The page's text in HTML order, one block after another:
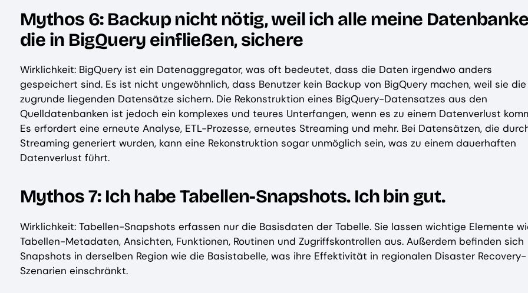
Mythos 6: Backup nicht nötig, weil ich alle meine
die in BigQuery einfließen, sichere
Wirklichkeit: BigQuery ist ein Datenaggregator, was oft bedeutet, dass die Daten irgendwo anders
gespeichert sind. Es ist nicht ungewöhnlich, dass Benutzer kein Backup von BigQuery machen, weil sie die
zugrunde liegenden Datensätze sichern. Die Rekonstruktion eines BigQuery-Datensatzes aus den
Quelldatenbanken ist jedoch ein komplexes und teures Unterfangen, wenn es zu einem Datenverlust
Es erfordert eine erneute Analyse, ETL-Prozesse, erneutes Streaming und mehr. Bei Datensätzen, die
Streaming generiert wurden, kann eine Rekonstruktion sogar unmöglich sein, was zu einem dauerhaften
Datenverlust führt.
Mythos 7: Ich habe Tabellen-Snapshots. Ich bin gut.
Wirklichkeit: Tabellen-Snapshots erfassen nur die Basisdaten der Tabelle. Sie lassen wichtige Elemente
Tabellen-Metadaten, Ansichten, Funktionen, Routinen und Zugriffskontrollen aus. Außerdem befinden sich
Snapshots in derselben Region wie die Basistabelle, was ihre Effektivität in regionalen Disaster Recovery-
Szenarien einschränkt.